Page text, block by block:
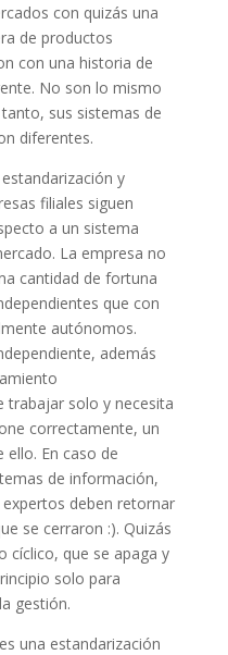
con quizás una
de productos
con una historia de
No son lo mismo
sus sistemas de
diferentes.
y
filiales siguen
a un sistema
La empresa no
cantidad de fortuna
que con
autónomos.
además
trabajar solo y necesita
correctamente, un
ello. En caso de
de información,
deben retornar
se cerraron :). Quizás
cíclico, que se apaga y
solo para
gestión.
una estandarización